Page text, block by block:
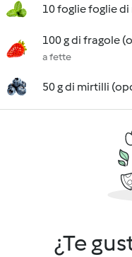
10 foglie foglie
100 g di fragole
a fette
50 g di mirtilli
¿Te